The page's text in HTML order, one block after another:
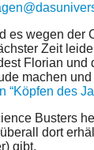
es wegen der
Zeit
Florian und
machen
“Köpfen des
Busters
dort
gibt.